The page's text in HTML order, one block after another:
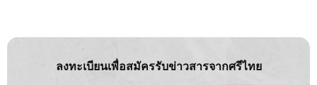
ลงทะเบียนเพื่อสมัครรับข่าวสารจากศรีไทย